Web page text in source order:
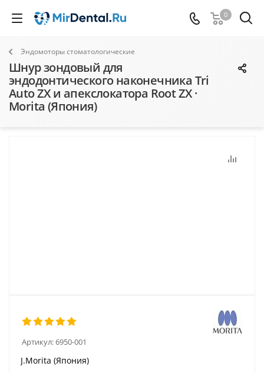
0
Эндомоторы стоматологические
Шнур зондовый для
эндодонтического наконечника Tri
Auto ZX и апекслокатора Root ZX ·
Morita (Япония)
Артикул:6950-001
J.Morita (Япония)